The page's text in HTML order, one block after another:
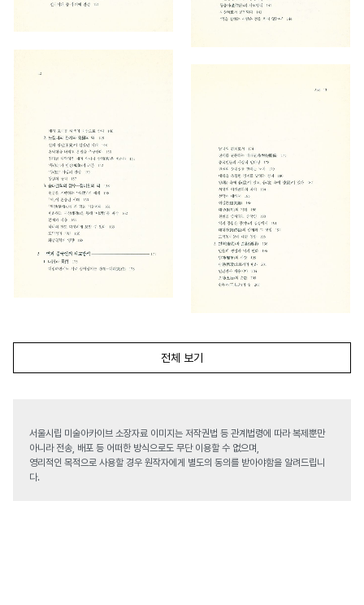
전체 보기
서울시립 미술아카이브 소장자료 이미지는 저작권법 등 관계법령에 따라 복제뿐만
아니라 전송, 배포 등 어떠한 방식으로도 무단 이용할 수 없으며,
영리적인 목적으로 사용할 경우 원작자에게 별도의 동의를 받아야함을 알려드립니
다.